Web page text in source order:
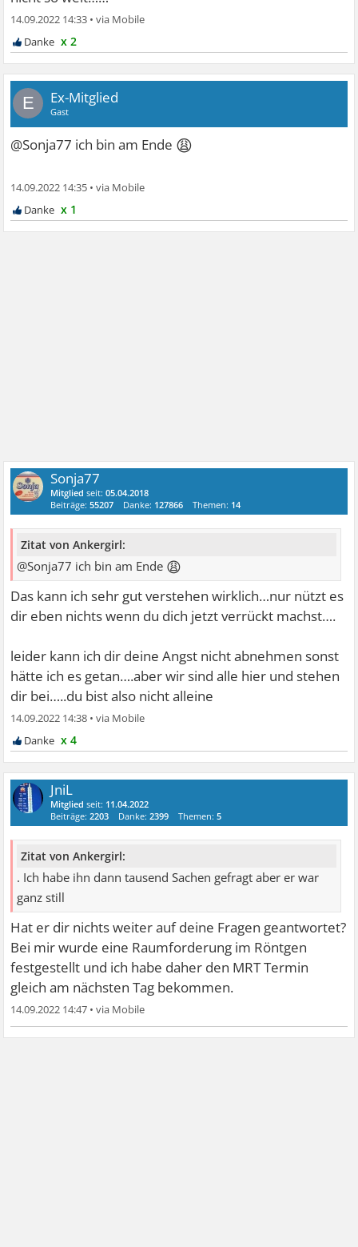
14.09.2022 14:33 •
x 2
E Ex-Mitglied
Gast
@Sonja77 ich bin am Ende 😩
14.09.2022 14:35 •
x 1
Sonja77
Mitglied seit:05.04.2018
Beiträge:55207 Danke: 127866 Themen: 14
Zitat von Ankergirl:
@Sonja77 ich bin am Ende 😩
Das kann ich sehr gut verstehen wirklich…nur nützt es
dir eben nichts wenn du dich jetzt verrückt machst….
leider kann ich dir deine Angst nicht abnehmen sonst
hätte ich es getan….aber wir sind alle hier und stehen
dir bei…..du bist also nicht alleine
14.09.2022 14:38 •
x 4
JniL
Mitglied seit: 11.04.2022
Beiträge:2203 Danke:2399 Themen:5
Zitat von Ankergirl:
. Ich habe ihn dann tausend Sachen gefragt aber er war
ganz still
Hat er dir nichts weiter auf deine Fragen geantwortet?
Bei mir wurde eine Raumforderung im Röntgen
festgestellt und ich habe daher den MRT Termin
gleich am nächsten Tag bekommen.
14.09.2022 14:47 •